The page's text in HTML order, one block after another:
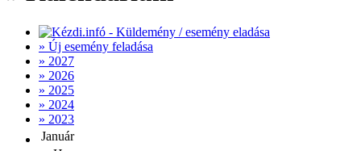
» Új esemény feladása
» 2027
» 2026
» 2025
» 2024
» 2023
Január